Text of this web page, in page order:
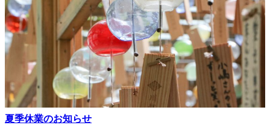
夏季休業のお知らせ